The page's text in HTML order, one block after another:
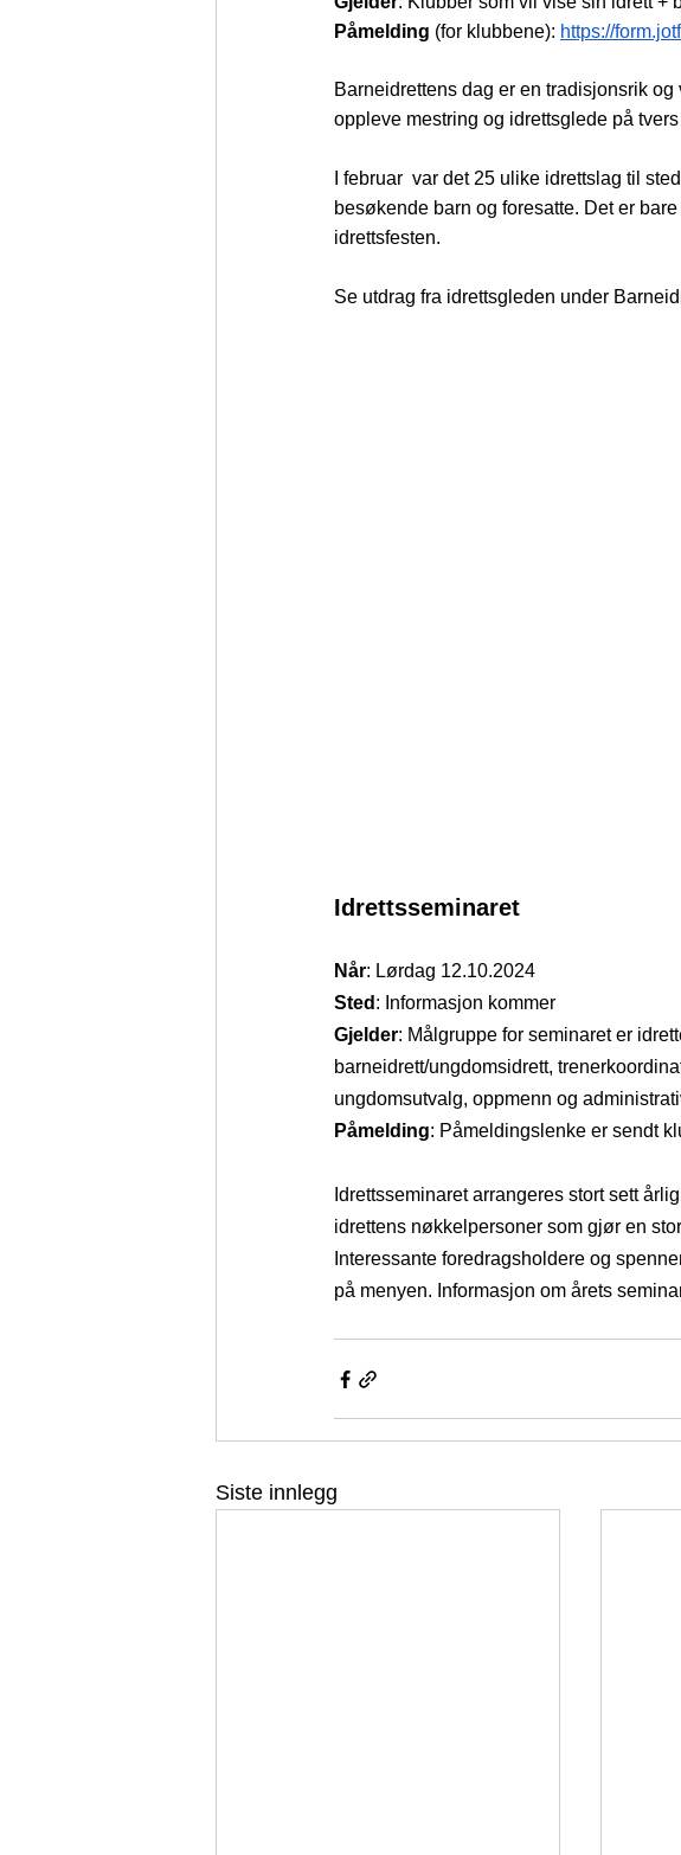
Påmelding (for klubbene): https://
Barneidrettens dag er en tradisjonsrik
oppleve mestring og idrettsglede på
I februar  var det 25 ulike idrettslag til
besøkende barn og foresatte. Det er
idrettsfesten.
Se utdrag fra idrettsgleden under
Idrettsseminaret
Når: Lørdag 12.10.2024
Sted : Informasjon kommer
Gjelder: Målgruppe for seminaret er
barneidrett/ungdomsidrett,
ungdomsutvalg, oppmenn og
Påmelding: Påmeldingslenke er sendt
Idrettsseminaret arrangeres stort sett
idrettens nøkkelpersoner som gjør en
Interessante foredragsholdere og
på menyen. Informasjon om årets
Siste innlegg